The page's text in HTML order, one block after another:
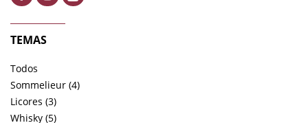
TEMAS
Todos
Sommelieur (4)
Licores (3)
Whisky (5)